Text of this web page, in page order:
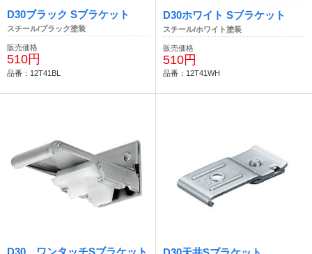
D30ブラック Sブラケット
スチール/ブラック塗装
販売価格
510円
品番：12T41BL
D30ホワイト Sブラケット
スチール/ホワイト塗装
販売価格
510円
品番：12T41WH
D30 ワンタッチSブラケット